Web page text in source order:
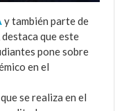
y también parte de
destaca que este
pone sobre
en el
se realiza en el